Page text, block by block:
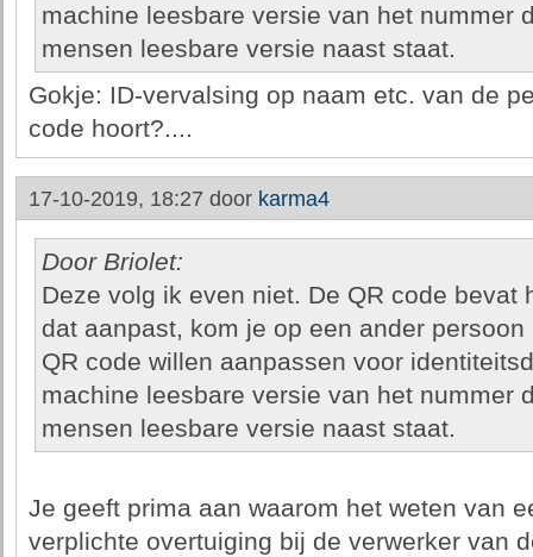
machine leesbare versie van het nummer
mensen leesbare versie naast staat.
Gokje: ID-vervalsing op naam etc. van de
code hoort?....
17-10-2019, 18:27 door karma4
Door Briolet:
Deze volg ik even niet. De QR code bevat
dat aanpast, kom je op een ander
QR code willen aanpassen voor
machine leesbare versie van het nummer
mensen leesbare versie naast staat.
Je geeft prima aan waarom het weten van
verplichte overtuiging bij de verwerker van